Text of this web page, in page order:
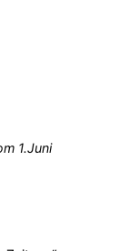
1.Juni